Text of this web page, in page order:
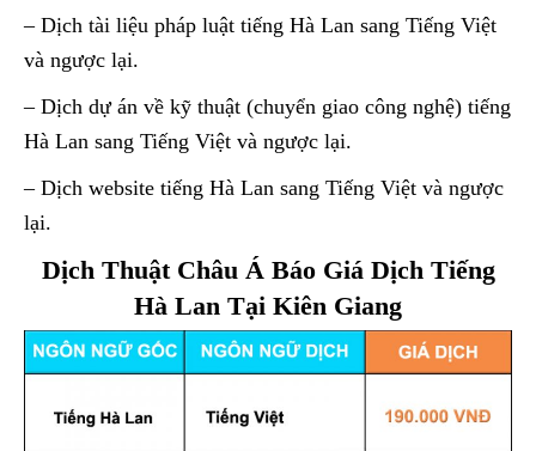
– Dịch tài liệu pháp luật tiếng Hà Lan sang Tiếng Việt
và ngược lại.
– Dịch dự án về kỹ thuật (chuyển giao công nghệ) tiếng
Hà Lan sang Tiếng Việt và ngược lại.
– Dịch website tiếng Hà Lan sang Tiếng Việt và ngược
lại.
Dịch Thuật Châu Á Báo Giá Dịch Tiếng
Hà Lan Tại Kiên Giang